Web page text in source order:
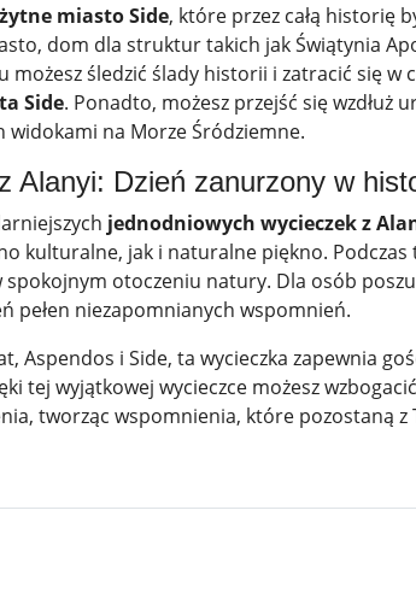
miasto Side, które przez całą historię
dom dla struktur takich jak Świątynia
możesz śledzić ślady historii i zatracić się w
Side. Ponadto, możesz przejść się wzdłuż
na Morze Śródziemne.
Alanyi: Dzień zanurzony w
jednodniowych wycieczek z
kulturalne, jak i naturalne piękno. Podczas
spokojnym otoczeniu natury. Dla osób
pełen niezapomnianych wspomnień.
Aspendos i Side, ta wycieczka zapewnia
tej wyjątkowej wycieczce możesz
tworząc wspomnienia, które pozostaną z